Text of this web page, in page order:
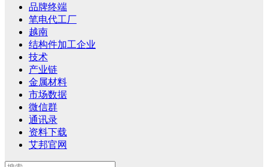
品牌终端
笔电代工厂
越南
结构件加工企业
技术
产业链
金属材料
市场数据
微信群
通讯录
资料下载
艾邦官网